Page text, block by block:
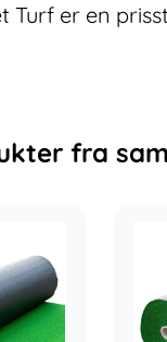
Turf er en
fra